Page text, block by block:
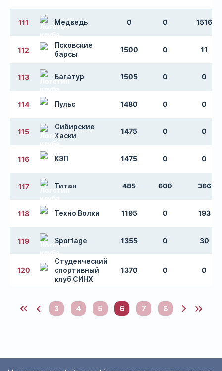
111 Медведь 0 0 1516
112
Псковские
барсы
1500 0 11
113 Багатур 1505 0 0
114 Пульс 1480 0 0
115
Сибирские
Хаски
1475 0 0
116 КЭП 1475 0 0
117 Титан 485 600 366
118 Техно Волки 1195 0 193
119 Sportage 1355 0 30
120
Студенческий
спортивный
клуб СИНХ
1370 0 0
3 4 5 6 7 8